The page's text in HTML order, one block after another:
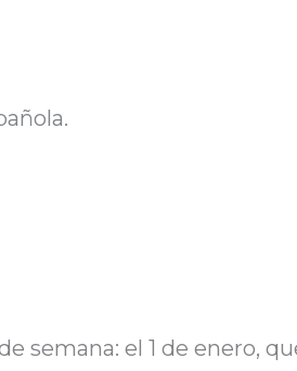
semana: el 1 de enero,